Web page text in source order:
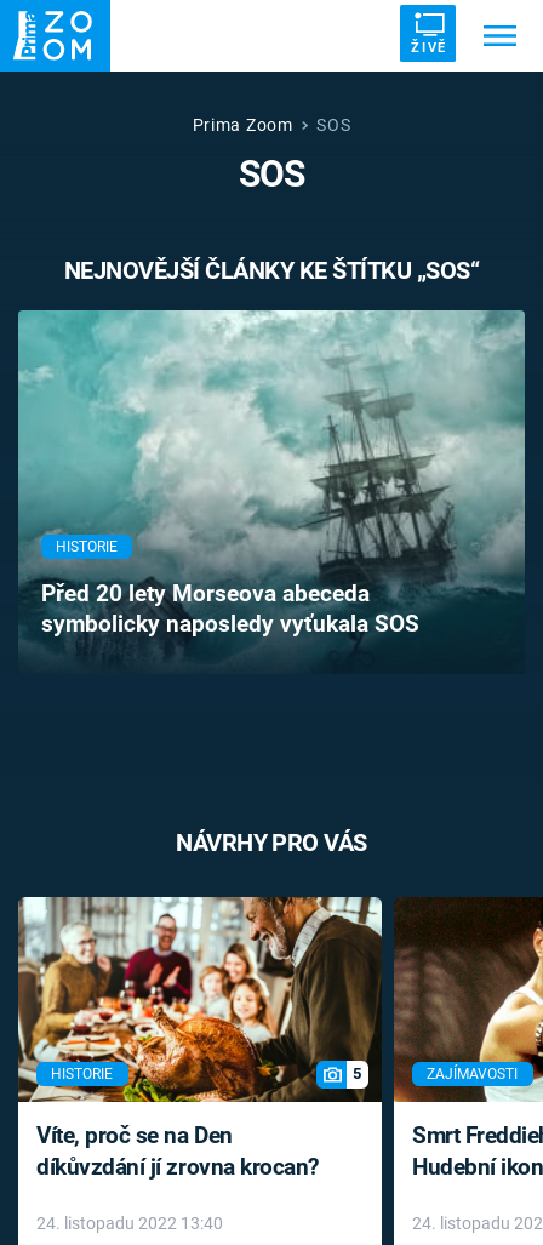
ŽIVĚ
UFO DRUHÁ SVĚTOVÁ VÁLKA
VETŘELCI DÁVNOVĚKU
Témata
Témata
TV Program
Časopis
Sledujte prima+
Prima Zoom SOS
SOS
NEJNOVĚJŠÍ ČLÁNKY KE ŠTÍTKU „SOS“
HISTORIE
Před 20 lety Morseova abeceda
symbolicky naposledy vyťukala SOS
NÁVRHY PRO VÁS
HISTORIE 5
Víte, proč se na Den
díkůvzdání jí zrovna krocan?
24. listopadu 2022 13:40
ZAJÍMAVOSTI
Smrt
Hudební
léky
24. listopadu